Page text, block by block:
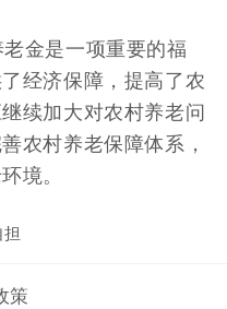
金是一项重要的福
经济保障，提高了农
续加大对农村养老问
农村养老保障体系，
境。
策